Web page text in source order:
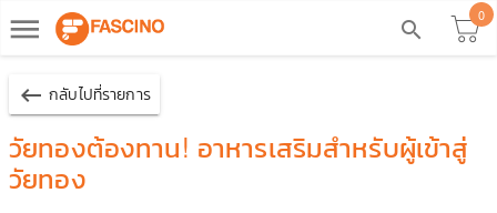
dehaze search
0
keyboard_backspace กลับไปที่รายการ
วัยทองต้องทาน! อาหารเสริมสำหรับผู้เข้าสู่
วัยทอง